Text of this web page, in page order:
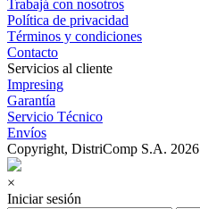
Trabajá con nosotros
Política de privacidad
Términos y condiciones
Contacto
Servicios al cliente
Impresing
Garantía
Servicio Técnico
Envíos
Copyright, DistriComp S.A. 2026
×
Iniciar sesión